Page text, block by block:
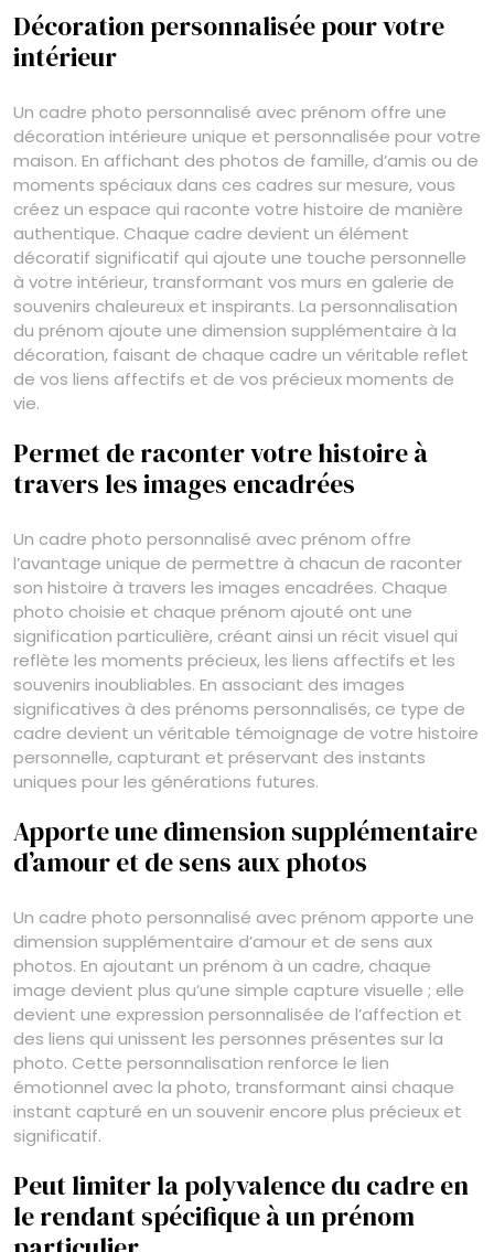
Décoration personnalisée pour votre
intérieur
Un cadre photo personnalisé avec prénom offre une
décoration intérieure unique et personnalisée pour votre
maison. En affichant des photos de famille, d’amis ou de
moments spéciaux dans ces cadres sur mesure, vous
créez un espace qui raconte votre histoire de manière
authentique. Chaque cadre devient un élément
décoratif significatif qui ajoute une touche personnelle
à votre intérieur, transformant vos murs en galerie de
souvenirs chaleureux et inspirants. La personnalisation
du prénom ajoute une dimension supplémentaire à la
décoration, faisant de chaque cadre un véritable reflet
de vos liens affectifs et de vos précieux moments de
vie.
Permet de raconter votre histoire à
travers les images encadrées
Un cadre photo personnalisé avec prénom offre
l’avantage unique de permettre à chacun de raconter
son histoire à travers les images encadrées. Chaque
photo choisie et chaque prénom ajouté ont une
signification particulière, créant ainsi un récit visuel qui
reflète les moments précieux, les liens affectifs et les
souvenirs inoubliables. En associant des images
significatives à des prénoms personnalisés, ce type de
cadre devient un véritable témoignage de votre histoire
personnelle, capturant et préservant des instants
uniques pour les générations futures.
Apporte une dimension supplémentaire
d’amour et de sens aux photos
Un cadre photo personnalisé avec prénom apporte une
dimension supplémentaire d’amour et de sens aux
photos. En ajoutant un prénom à un cadre, chaque
image devient plus qu’une simple capture visuelle ; elle
devient une expression personnalisée de l’affection et
des liens qui unissent les personnes présentes sur la
photo. Cette personnalisation renforce le lien
émotionnel avec la photo, transformant ainsi chaque
instant capturé en un souvenir encore plus précieux et
significatif.
Peut limiter la polyvalence du cadre en
le rendant spécifique à un prénom